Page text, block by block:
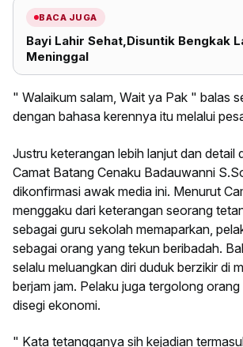
BACA JUGA
Bayi Lahir Sehat,Disuntik Bengkak
Meninggal
" Walaikum salam, Wait ya Pak " balas
dengan bahasa kerennya itu melalui
Justru keterangan lebih lanjut dan detail
Camat Batang Cenaku Badauwanni
dikonfirmasi awak media ini. Menurut
menggaku dari keterangan seorang
sebagai guru sekolah memaparkan,
sebagai orang yang tekun beribadah.
selalu meluangkan diri duduk berzikir di
berjam jam. Pelaku juga tergolong
disegi ekonomi.
" Kata tetangganya sih kejadian